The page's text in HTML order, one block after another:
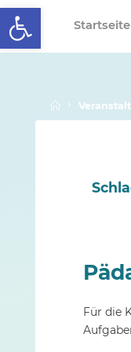
Werkzeugleiste öffnen
Skip
to
content
Startseite
Home
Für die